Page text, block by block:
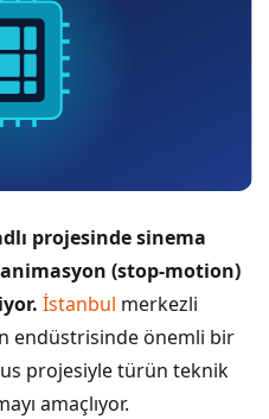
projesinde sinema
(stop-motion)
İstanbul merkezli
endüstrisinde önemli bir
projesiyle türün teknik
amaçlıyor.